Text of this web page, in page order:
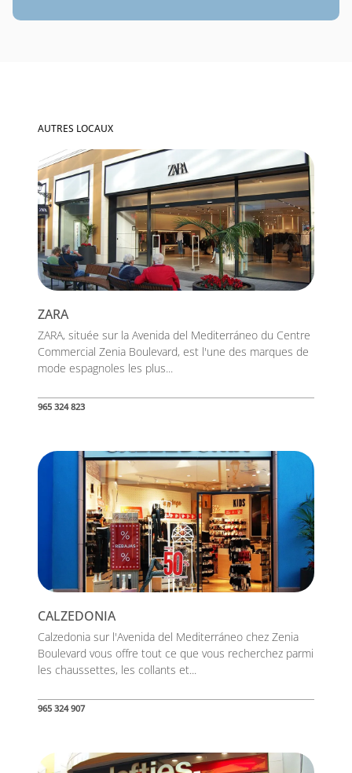
AUTRES LOCAUX
ZARA
ZARA, située sur la Avenida del Mediterráneo du Centre
Commercial Zenia Boulevard, est l'une des marques de
mode espagnoles les plus...
965 324 823
CALZEDONIA
Calzedonia sur l'Avenida del Mediterráneo chez Zenia
Boulevard vous offre tout ce que vous recherchez parmi
les chaussettes, les collants et...
965 324 907